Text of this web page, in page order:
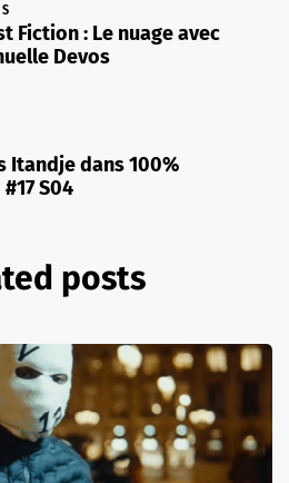
Fiction : Le nuage avec
Devos
Itandje dans 100%
S04
posts